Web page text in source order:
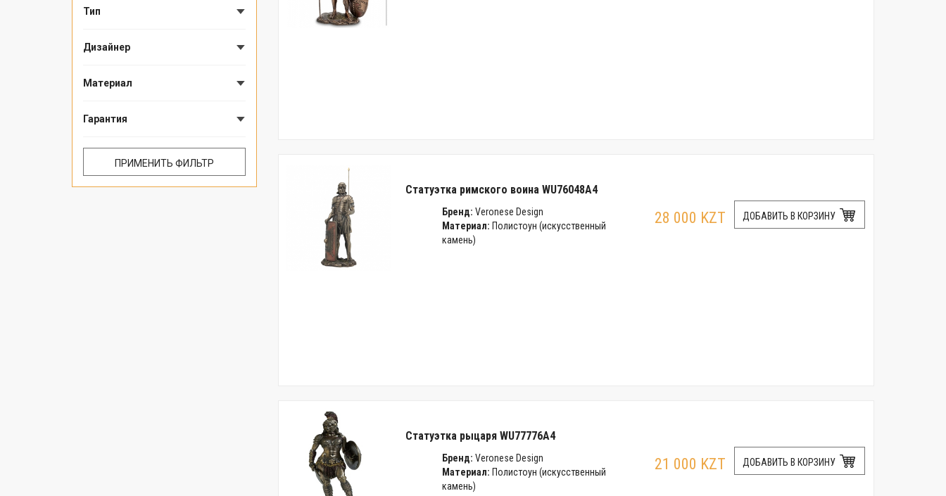
Тип
Дизайнер
Материал
Гарантия
Статуэтка римского воина WU76048A4
Бренд: Veronese Design
Материал: Полистоун (искусственный
камень)
28 000 KZT ДОБАВИТЬ В КОРЗИНУ
Статуэтка рыцаря WU77776A4
Бренд: Veronese Design
Материал: Полистоун (искусственный
камень)
21 000 KZT ДОБАВИТЬ В КОРЗИНУ